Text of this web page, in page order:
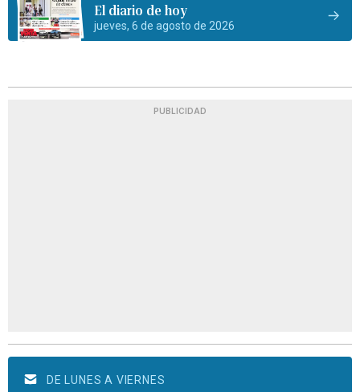
El diario de hoy
jueves, 6 de agosto de 2026
PUBLICIDAD
DE LUNES A VIERNES